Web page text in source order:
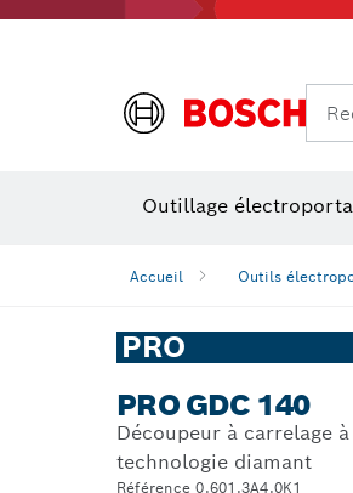
Outillage
Accueil Outils
PRO
PRO GDC 140
Découpeur à carrelage à
technologie diamant
Référence 0.601.3A4.0K1